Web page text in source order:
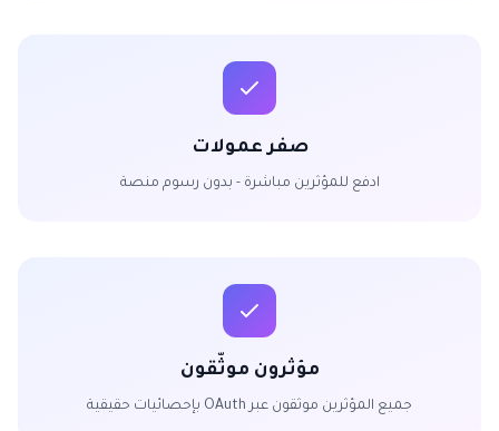
صفر عمولات
ادفع للمؤثرين مباشرة - بدون رسوم منصة
مؤثرون موثّقون
جميع المؤثرين موثقون عبر OAuth بإحصائيات حقيقية